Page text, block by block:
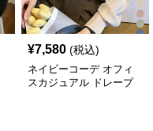
¥7,580 (税込)
ネイビーコーデ オフィ
スカジュアル ドレープ